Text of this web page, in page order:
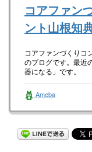
コアファン
ント山根知
コアファンづくりコ
のブログです。最近
器になる」です。
Ameba